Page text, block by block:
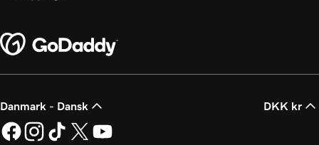
Danmark - Dansk DKK kr